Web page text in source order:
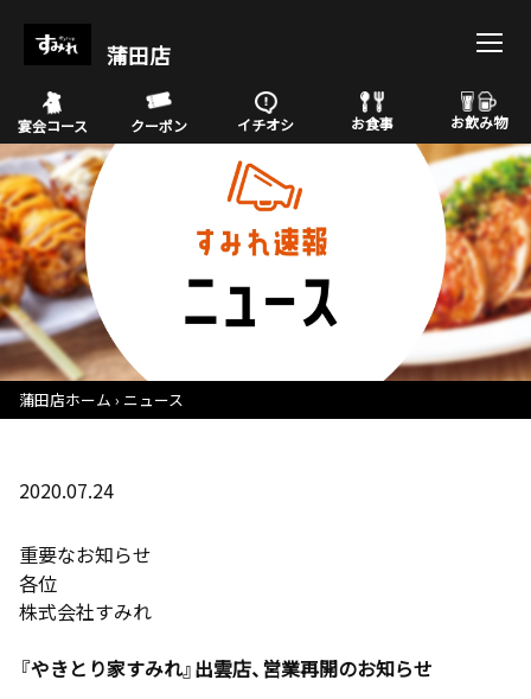
蒲田店
宴会コース クーポン イチオシ お食事 お飲み物
蒲田店ホーム ニュース
2020.07.24
重要なお知らせ
各位
株式会社すみれ
『やきとり家すみれ』出雲店、営業再開のお知らせ